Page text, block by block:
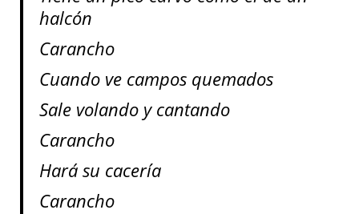
halcón
Carancho
Cuando ve campos quemados
Sale volando y cantando
Carancho
Hará su cacería
Carancho